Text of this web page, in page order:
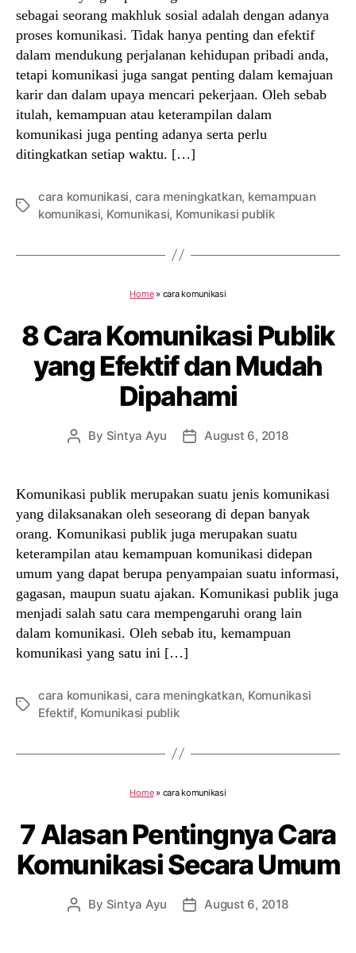
sebagai seorang makhluk sosial adalah dengan adanya
proses komunikasi. Tidak hanya penting dan efektif
dalam mendukung perjalanan kehidupan pribadi anda,
tetapi komunikasi juga sangat penting dalam kemajuan
karir dan dalam upaya mencari pekerjaan. Oleh sebab
itulah, kemampuan atau keterampilan dalam
komunikasi juga penting adanya serta perlu
ditingkatkan setiap waktu. […]
Tags
cara komunikasi, cara meningkatkan, kemampuan
komunikasi, Komunikasi, Komunikasi publik
Home» cara komunikasi
8 Cara Komunikasi Publik
yang Efektif dan Mudah
Dipahami
Post
By Sintya Ayu
PostAugust 6, 2018
Komunikasi publik merupakan suatu jenis komunikasi
yang dilaksanakan oleh seseorang di depan banyak
orang. Komunikasi publik juga merupakan suatu
keterampilan atau kemampuan komunikasi didepan
umum yang dapat berupa penyampaian suatu informasi,
gagasan, maupun suatu ajakan. Komunikasi publik juga
menjadi salah satu cara mempengaruhi orang lain
dalam komunikasi. Oleh sebab itu, kemampuan
komunikasi yang satu ini […]
Tags
cara komunikasi, cara meningkatkan, Komunikasi
Efektif, Komunikasi publik
Home» cara komunikasi
7 Alasan Pentingnya Cara
Komunikasi Secara Umum
Post
By Sintya Ayu
PostAugust 6, 2018